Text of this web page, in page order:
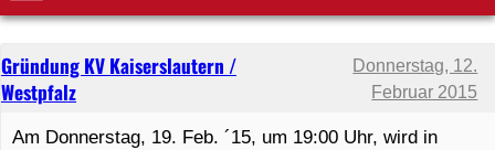
Gründung KV Kaiserslautern /
Westpfalz
Donnerstag, 12.
Februar 2015
Am Donnerstag, 19. Feb. ´15, um 19:00 Uhr, wird in